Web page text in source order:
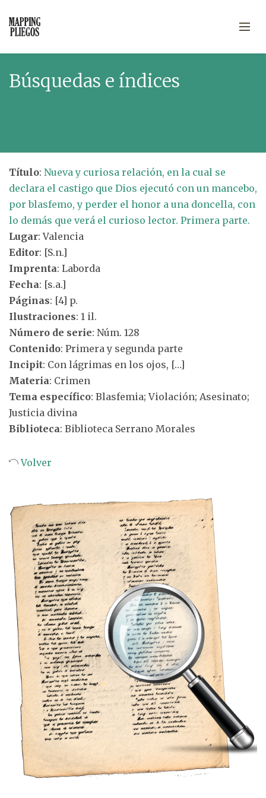
Búsquedas e índices
Título: Nueva y curiosa relación, en la cual se
declara el castigo que Dios ejecutó con un mancebo,
por blasfemo, y perder el honor a una doncella, con
lo demás que verá el curioso lector. Primera parte.
Lugar: Valencia
Editor: [S.n.]
Imprenta: Laborda
Fecha: [s.a.]
Páginas: [4] p.
Ilustraciones: 1 il.
Número de serie: Núm. 128
Contenido: Primera y segunda parte
Incipit: Con lágrimas en los ojos, […]
Materia: Crimen
Tema específico: Blasfemia; Violación; Asesinato;
Justicia divina
Biblioteca: Biblioteca Serrano Morales
Volver